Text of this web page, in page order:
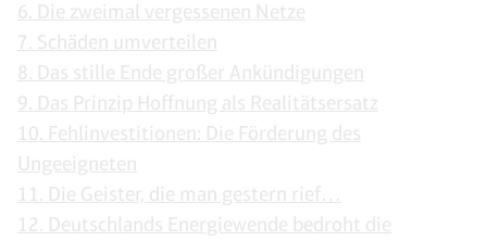
6. Die zweimal vergessenen Netze
7. Schäden umverteilen
8. Das stille Ende großer Ankündigungen
9. Das Prinzip Hoffnung als Realitätsersatz
10. Fehlinvestitionen: Die Förderung des
Ungeeigneten
11. Die Geister, die man gestern rief…
12. Deutschlands Energiewende bedroht die